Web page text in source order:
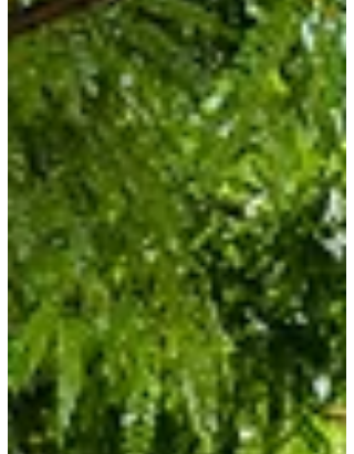
estrellados, surge un concepto que va más allá del
turismo tradicional o de la inversión inmobiliaria:
Club Entreselvas, el primer club de selva en México.